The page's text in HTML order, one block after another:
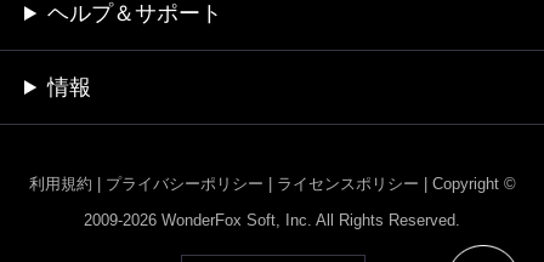
ヘルプ＆サポート
情報
利用規約 プライバシーポリシー ライセンスポリシー
Copyright ©
2009-2026 WonderFox Soft, Inc. All Rights Reserved.